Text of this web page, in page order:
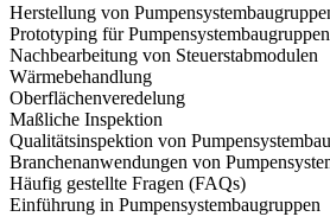
Herstellung von
Prototyping für Pumpensystembaugruppen
Nachbearbeitung von Steuerstabmodulen
Wärmebehandlung
Oberflächenveredelung
Maßliche Inspektion
Qualitätsinspektion von
Branchenanwendungen von
Häufig gestellte Fragen (FAQs)
Einführung in Pumpensystembaugruppen